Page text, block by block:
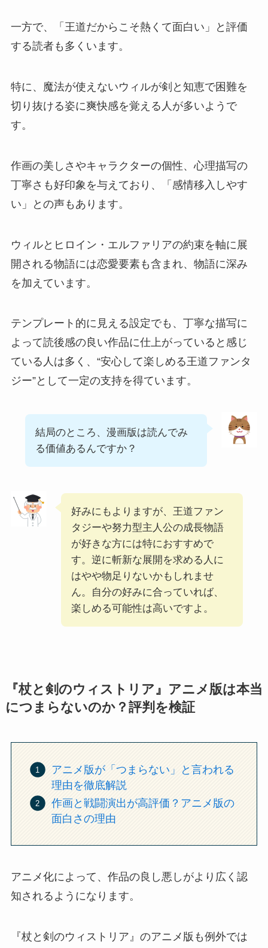
一方で、「王道だからこそ熱くて面白い」と評価
する読者も多くいます。
特に、魔法が使えないウィルが剣と知恵で困難を
切り抜ける姿に爽快感を覚える人が多いようで
す。
作画の美しさやキャラクターの個性、心理描写の
丁寧さも好印象を与えており、「感情移入しやす
い」との声もあります。
ウィルとヒロイン・エルファリアの約束を軸に展
開される物語には恋愛要素も含まれ、物語に深み
を加えています。
テンプレート的に見える設定でも、丁寧な描写に
よって読後感の良い作品に仕上がっていると感じ
ている人は多く、“安心して楽しめる王道ファンタ
ジー”として一定の支持を得ています。
結局のところ、漫画版は読んでみ
る価値あるんですか？
好みにもよりますが、王道ファン
タジーや努力型主人公の成長物語
が好きな方には特におすすめで
す。逆に斬新な展開を求める人に
はやや物足りないかもしれませ
ん。自分の好みに合っていれば、
楽しめる可能性は高いですよ。
『杖と剣のウィストリア』アニメ版は本当
につまらないのか？評判を検証
アニメ版が「つまらない」と言われる
理由を徹底解説
作画と戦闘演出が高評価？アニメ版の
面白さの理由
アニメ化によって、作品の良し悪しがより広く認
知されるようになります。
『杖と剣のウィストリア』のアニメ版も例外では